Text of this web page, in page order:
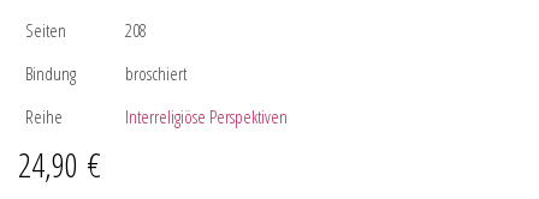
Seiten
208
Bindung
broschiert
Reihe
Interreligiöse Perspektiven
24,90 €